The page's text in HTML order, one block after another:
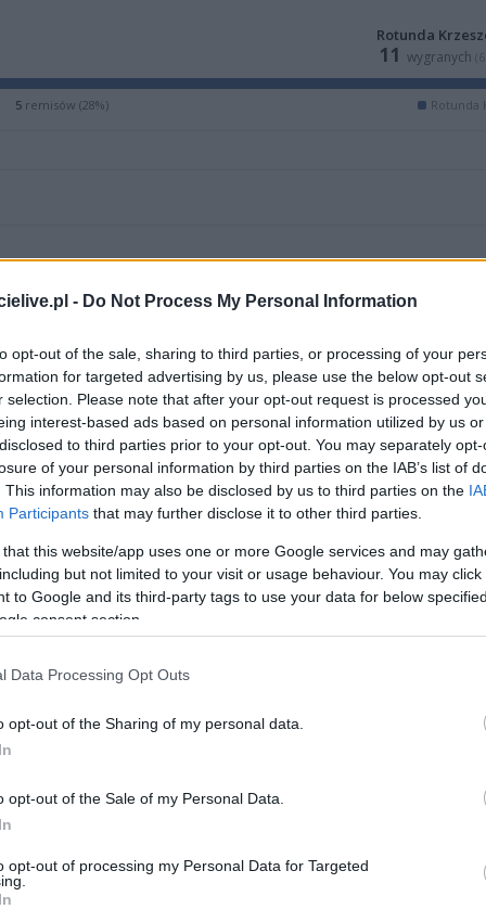
- Do Not Process My Personal Information
opt-out of the sale, sharing to third parties, or processing of your
for targeted advertising by us, please use the below opt-out
selection. Please note that after your opt-out request is processed
interest-based ads based on personal information utilized by us
to third parties prior to your opt-out. You may separately
of your personal information by third parties on the IAB’s list of
This information may also be disclosed by us to third parties on the
Participants that may further disclose it to other third parties.
that this website/app uses one or more Google services and may
but not limited to your visit or usage behaviour. You may
to Google and its third-party tags to use your data for below
consent section.
Data Processing Opt Outs
opt-out of the Sharing of my personal data.
opt-out of the Sale of my Personal Data.
opt-out of processing my Personal Data for Targeted
Rotunda
11 wygranych
5 remisów (28%) Rotunda
ZOBACZ WIĘCEJ (14)
M PKT Z R
32 74 24 2 6 109-
32 72 23 3 6 105-
32 53-48
73-
32 40 11 47-